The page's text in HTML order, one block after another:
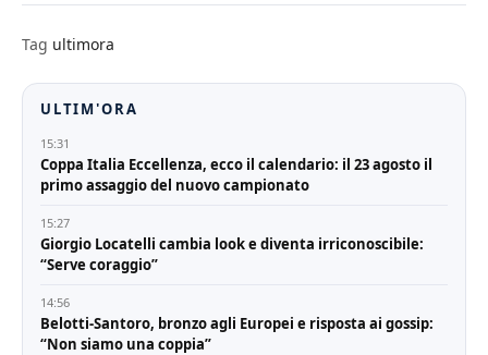
nuovo record rispetto agli
ultimi anni, per numero…
Tag ultimora
ULTIM'ORA
15:31
Coppa Italia Eccellenza, ecco il calendario: il 23 agosto il
primo assaggio del nuovo campionato
15:27
Giorgio Locatelli cambia look e diventa irriconoscibile:
“Serve coraggio”
14:56
Belotti-Santoro, bronzo agli Europei e risposta ai gossip:
“Non siamo una coppia”